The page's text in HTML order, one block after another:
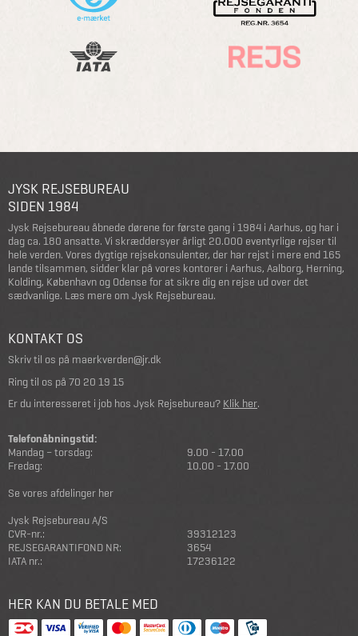
JYSK REJSEBUREAU
SIDEN 1984
Jysk Rejsebureau åbnede dørene for første gang i 1984 i Aarhus, og har i
dag ca. 180 ansatte. Vi skræddersyer årligt 20.000 eventyrlige rejser til
hele verden. Vores dygtige rejsekonsulenter, der har rejst i mere end 165
lande tilsammen, sidder klar på vores kontorer i Aarhus, Aalborg, Herning,
Kolding, København og Odense for at sikre dig en rejse ud over det
sædvanlige. Læs mere om Jysk Rejsebureau.
KONTAKT OS
Skriv til os på maerkverden@jr.dk
Ring til os på 70 20 19 15
Er du interesseret i job hos Jysk Rejsebureau? Klik her.
Telefonåbningstid:
Mandag – torsdag:
9.00 - 17.00
Fredag:
10.00 - 17.00
Se vores afdelinger her
Jysk Rejsebureau A/S
CVR-nr.:
39312123
REJSEGARANTIFOND NR:
3654
IATA nr.:
17236122
HER KAN DU BETALE MED